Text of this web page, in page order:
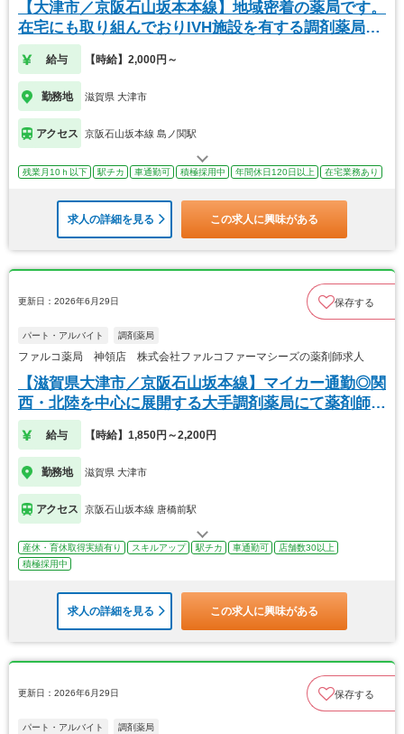
【大津市／京阪石山坂本本線】地域密着の薬局です。
在宅にも取り組んでおりIVH施設を有する調剤薬局で
す
給与 【時給】2,000円～
勤務地 滋賀県 大津市
アクセス 京阪石山坂本線 島ノ関駅
残業月10ｈ以下 駅チカ 車通勤可 積極採用中 年間休日120日以上 在宅業務あり
求人の詳細を見る この求人に興味がある
更新日：2026年6月29日 保存する
パート・アルバイト 調剤薬局
ファルコ薬局 神領店 株式会社ファルコファーマシーズの薬剤師求人
【滋賀県大津市／京阪石山坂本線】マイカー通勤◎関
西・北陸を中心に展開する大手調剤薬局にて薬剤師の
募集
給与 【時給】1,850円～2,200円
勤務地 滋賀県 大津市
アクセス 京阪石山坂本線 唐橋前駅
産休・育休取得実績有り スキルアップ 駅チカ 車通勤可
店舗数30以上
積極採用中
求人の詳細を見る この求人に興味がある
更新日：2026年6月29日 保存する
パート・アルバイト 調剤薬局